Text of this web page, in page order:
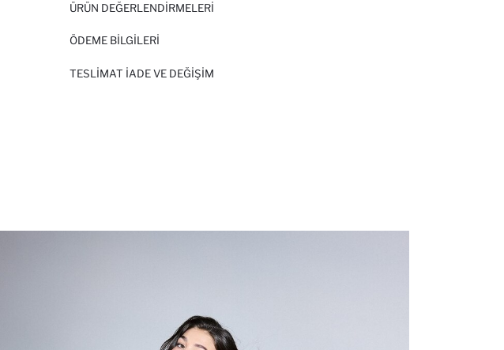
ÜRÜN DEĞERLENDİRMELERİ
ÖDEME BİLGİLERİ
TESLIMAT İADE VE DEĞIŞIM